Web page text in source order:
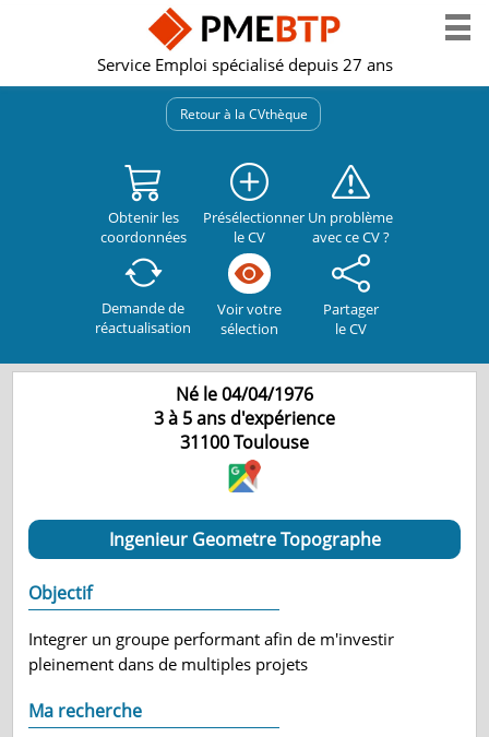
Service Emploi spécialisé depuis 27 ans
Retour à la CVthèque
Obtenir les
coordonnées
Présélectionner
le CV
Un problème
avec ce CV ?
Demande de
réactualisation
Voir votre
sélection
Partager
le CV
Né le 04/04/1976
3 à 5 ans d'expérience
31100Toulouse
Ingenieur Geometre Topographe
Objectif
Integrer un groupe performant afin de m'investir
pleinement dans de multiples projets
Ma recherche